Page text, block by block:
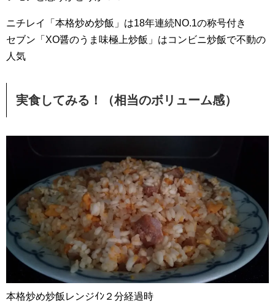
ニチレイ「本格炒め炒飯」は18年連続NO.1の称号付き
セブン「XO醤のうま味極上炒飯」はコンビニ炒飯で不動の
人気
実食してみる！（相当のボリューム感）
本格炒め炒飯レンジｲﾝ２分経過時